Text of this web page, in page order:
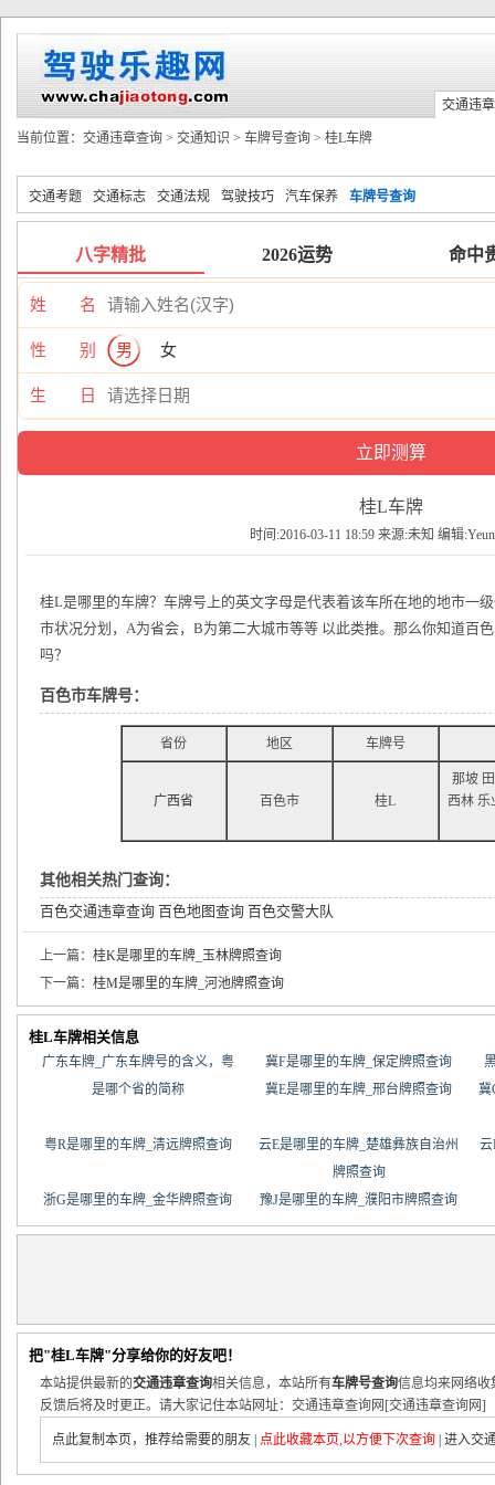
交通违
当前位置： 交通违章查询 > 交通知识 > 车牌号查询 > 桂L车牌
交通考题 交通标志 交通法规 驾驶技巧 汽车保养 车牌号查询
八字精批 2026运势 命中
姓 名
性 别 男 女
生 日
桂L车牌
时间:2016-03-11 18:59 来源:未知 编辑
桂L是哪里的车牌？车牌号上的英文字母是代表着该车所在地的地市一
市状况分划，A为省会，B为第二大城市等等 以此类推。那么你知道百
吗？
百色市车牌号：
省份 地区 车牌号
广西省 百色市 桂L
那坡
西林 乐
其他相关热门查询：
百色交通违章查询 百色地图查询 百色交警大队
上一篇： 桂K是哪里的车牌_玉林牌照查询
下一篇： 桂M是哪里的车牌_河池牌照查询
桂L车牌相关信息
广东车牌_广东车牌号的含义，粤
是哪个省的简称
冀F是哪里的车牌_保定牌照查询
冀E是哪里的车牌_邢台牌照查询
冀
粤R是哪里的车牌_清远牌照查询
云E是哪里的车牌_楚雄彝族自治州
牌照查询
云
浙G是哪里的车牌_金华牌照查询 豫J是哪里的车牌_濮阳市牌照查询
把"桂L车牌"分享给你的好友吧！
本站提供最新的交通违章查询相关信息，本站所有车牌号查询信息均来网络收
反馈后将及时更正。请大家记住本站网址：交通违章查询网[交通违章查询网]
点此复制本页，推荐给需要的朋友 点此收藏本页,以方便下次查询 进入交